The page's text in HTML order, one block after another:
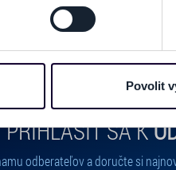
v části Prohlášení o
vaší aktivitě na našich
používáme např. k analýze
níže. Možnosti
stránky v záložce „Cookies a
Povolit
PRIHLÁSIŤ SA K
odberateľov a doručte si